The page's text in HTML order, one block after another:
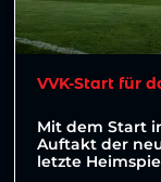
VVK-Start für
Mit dem Start
Auftakt der
letzte